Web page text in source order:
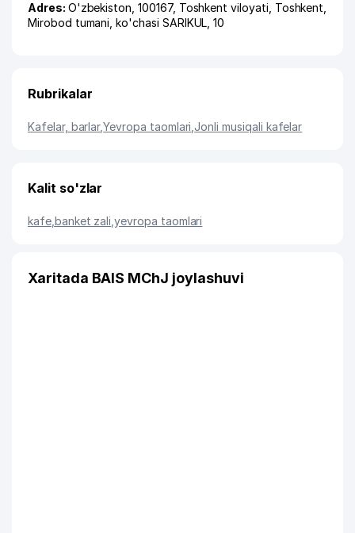
Adres: O'zbekiston, 100167, Toshkent viloyati Toshkent
Mirobod tumani ,ko'chasi SARIKUL , 10
Rubrikalar
Kafelar, barlar,Yevropa taomlari ,Jonli musiqali kafelar
Kalit so'zlar
kafe, banket zali ,yevropa taomlari
Xaritada BAIS MChJ joylashuvi